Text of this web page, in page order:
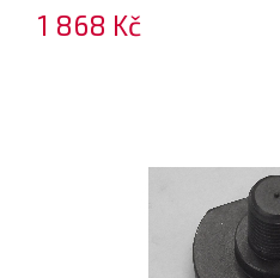
1 868 Kč